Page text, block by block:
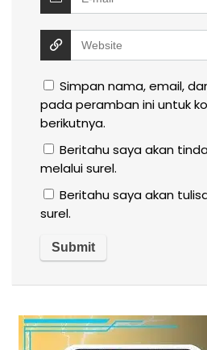
Simpan nama, email,
pada peramban ini untuk
berikutnya.
Beritahu saya akan
melalui surel.
Beritahu saya akan
surel.